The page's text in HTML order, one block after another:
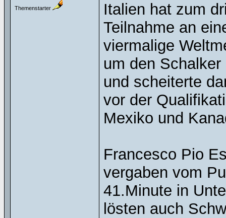
Themenstarter
Italien hat zum
Teilnahme an
viermalige
um den
und scheiterte
vor der
Mexiko und
Francesco Pio
vergaben vom
41.Minute in
lösten auch